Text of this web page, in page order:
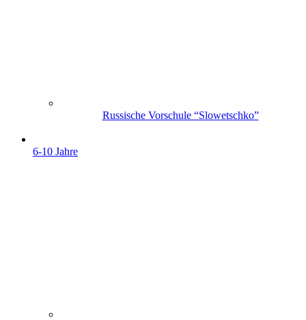
Russische Vorschule “Slowetschko”
6-10 Jahre